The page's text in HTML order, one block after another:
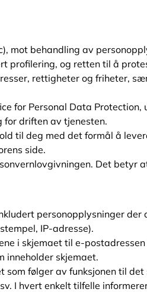
mot behandling av
profilering, og retten til å
rettigheter og friheter,
for Personal Data
for driften av tjenesten.
til deg med det formål å
side.
Det betyr
personopplysninger der
IP-adresse).
i skjemaet til e-
inneholder skjemaet.
følger av funksjonen til
I hvert enkelt tilfelle